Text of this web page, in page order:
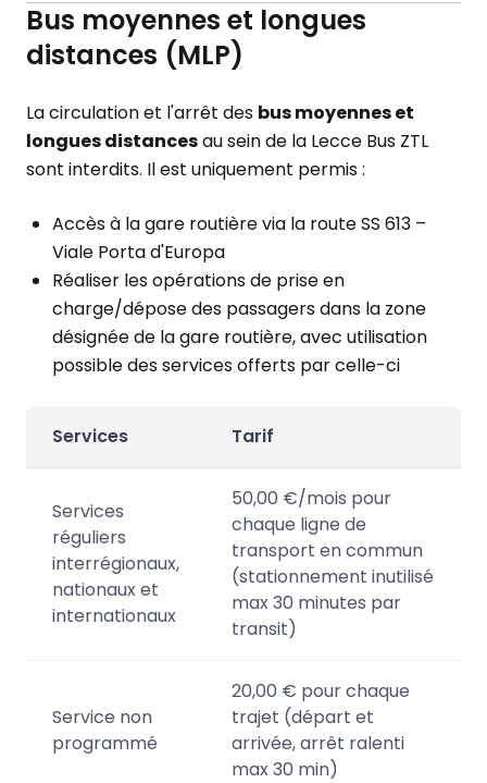
Bus moyennes et longues
distances (MLP)
La circulation et l'arrêt des bus moyennes et
longues distancesau sein de la Lecce Bus ZTL
sont interdits. Il est uniquement permis :
Accès à la gare routière via la route SS 613 –
Viale Porta d'Europa
Réaliser les opérations de prise en
charge/dépose des passagers dans la zone
désignée de la gare routière, avec utilisation
possible des services offerts par celle-ci
Services Tarif
Services
réguliers
interrégionaux,
nationaux et
internationaux
50,00 €/mois pour
chaque ligne de
transport en commun
(stationnement inutilisé
max 30 minutes par
transit)
Service non
programmé
20,00 € pour chaque
trajet (départ et
arrivée, arrêt ralenti
max 30 min)